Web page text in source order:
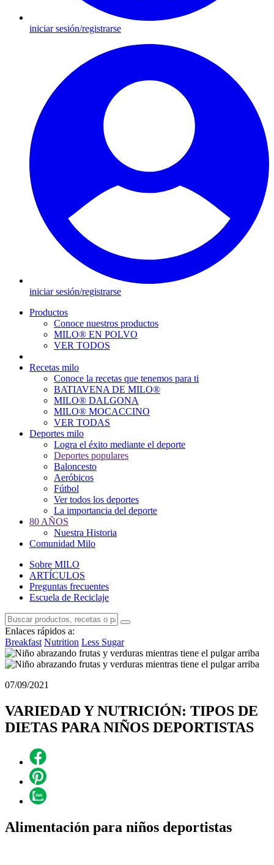
iniciar sesión/registrarse
iniciar sesión/registrarse
navigation
Productos
Conoce nuestros productos
MILO® EN POLVO
VER TODOS
Recetas milo
Conoce la recetas que tenemos para ti
BATIAVENA DE MILO®
MILO® DALGONA
MILO® MOCACCINO
VER TODAS
Deportes milo
Logra el éxito mediante el deporte
Deportes populares
Baloncesto
Aeróbicos
Fútbol
Ver todos los deportes
La importancia del deporte
80 AÑOS
Nuestra Historia
Comunidad Milo
Sobre MILO
ARTÍCULOS
Preguntas frecuentes
Escuela de Reciclaje
Enlaces rápidos a:
Breakfast Nutrition Less Sugar
07/09/2021
VARIEDAD Y NUTRICIÓN: TIPOS DE
DIETAS PARA NIÑOS DEPORTISTAS
Alimentación para niños deportistas